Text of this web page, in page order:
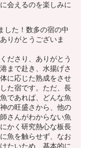
会えるのを楽しみに
した！数多の宿の中
りがとうございま
ださり、ありがとう
まで赴き、水揚げさ
に応じた熟成をさせ
た宿です。ただ、長
であれば、どんな魚
の旺盛さから、他の
さんがわからない魚
かく研究熱心な板長
魚を触らせず、なお
たいため、基本的に